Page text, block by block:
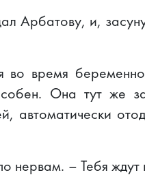
Арбатову, и,
во время
Она тут же
автоматически
нервам. – Тебя ждут